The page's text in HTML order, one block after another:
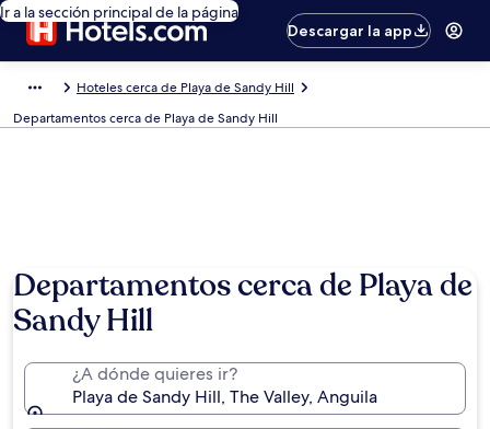
Ir a la sección principal de la página
Descargar la app
Hoteles cerca de Playa de Sandy Hill
Departamentos cerca de Playa de Sandy Hill
Departamentos cerca de Playa de
Sandy Hill
¿A dónde quieres ir?
Playa de Sandy Hill, The Valley, Anguila